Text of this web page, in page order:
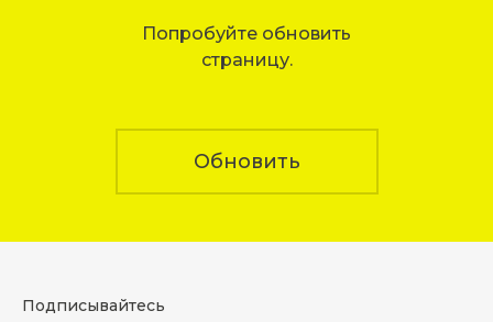
Попробуйте обновить
страницу.
Обновить
Подписывайтесь